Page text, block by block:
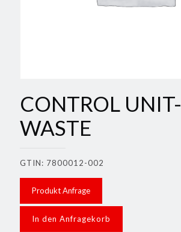
CONTROL UNIT-
WASTE
GTIN: 7800012-002
Produkt Anfrage
In den Anfragekorb